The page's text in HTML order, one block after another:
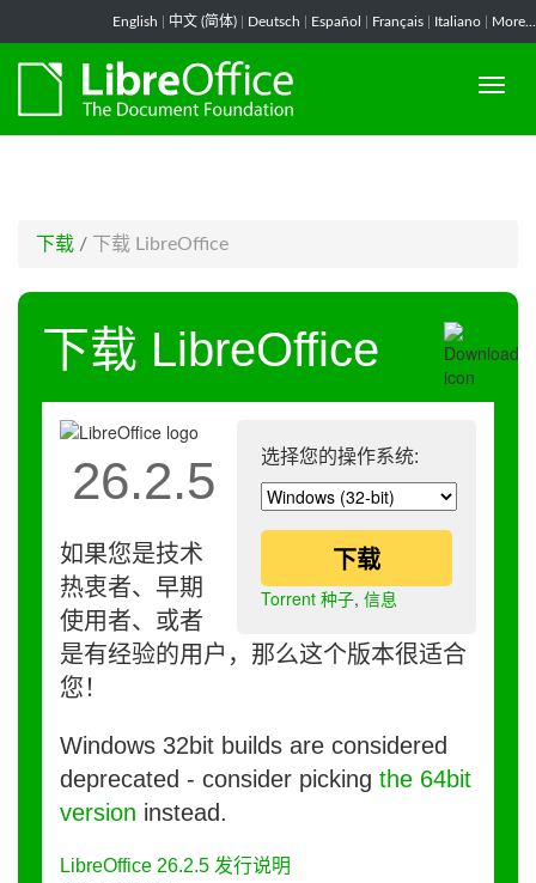
English 中文 (简体) Deutsch Español Français Italiano More...
下载 / 下载 LibreOffice
下载 LibreOffice
选择您的操作系统:
下载
Torrent 种子, 信息
26.2.5
如果您是技术
热衷者、早期
使用者、或者
是有经验的用户，那么这个版本很适合
您！
Windows 32bit builds are considered
deprecated - consider picking the 64bit
version instead.
LibreOffice 26.2.5 发行说明